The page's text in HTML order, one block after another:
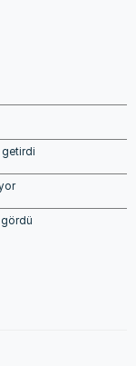
getirdi
gördü